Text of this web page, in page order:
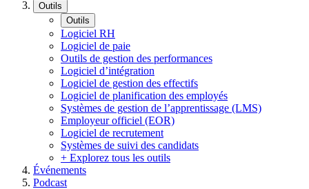
Outils
Outils
Logiciel RH
Logiciel de paie
Outils de gestion des performances
Logiciel d’intégration
Logiciel de gestion des effectifs
Logiciel de planification des employés
Systèmes de gestion de l’apprentissage (LMS)
Employeur officiel (EOR)
Logiciel de recrutement
Systèmes de suivi des candidats
+ Explorez tous les outils
Événements
Podcast